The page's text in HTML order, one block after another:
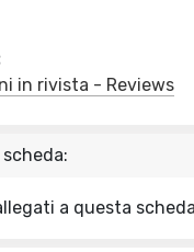
in rivista - Reviews
a questa